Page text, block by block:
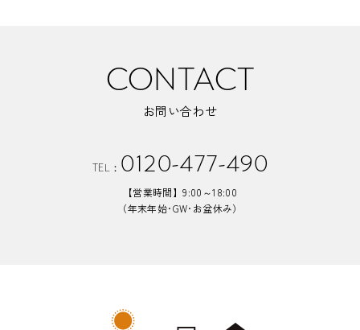
CONTACT
お問い合わせ
TEL： 0120-477-490
【営業時間】9:00～18:00
（年末年始･GW･お盆休み）